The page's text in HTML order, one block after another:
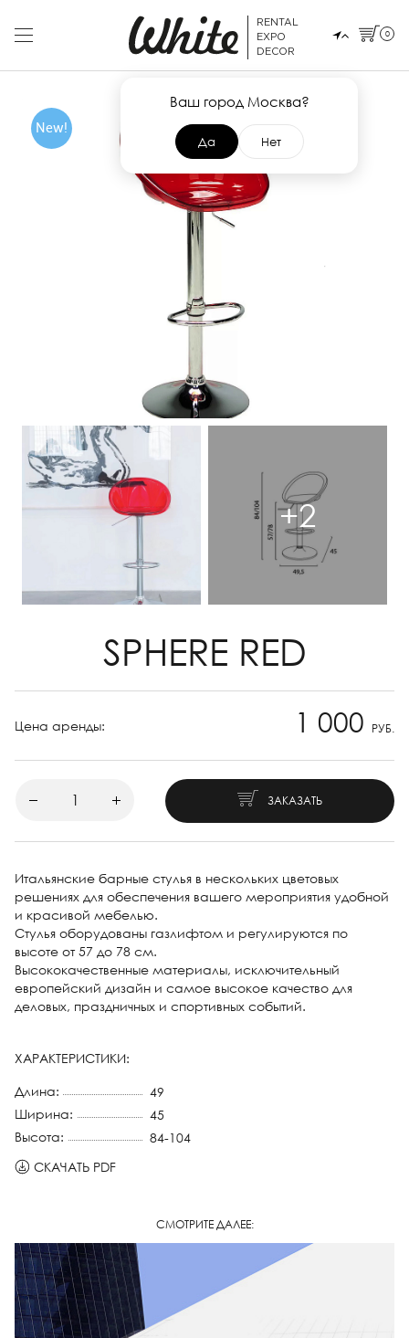
RENTAL
EXPO
DECOR
Ваш город Москва?
Да Нет
0
New!
+2
SPHERE RED
Цена аренды: 1 000 РУБ.
ЗАКАЗАТЬ
Итальянские барные стулья в нескольких цветовых
решениях для обеспечения вашего мероприятия удобной
и красивой мебелью.
Стулья оборудованы газлифтом и регулируются по
высоте от 57 до 78 см.
Высококачественные материалы, исключительный
европейский дизайн и самое высокое качество для
деловых, праздничных и спортивных событий.
ХАРАКТЕРИСТИКИ:
Длина:
49
Ширина:
45
Высота:
84-104
СКАЧАТЬ PDF
СМОТРИТЕ ДАЛЕЕ: